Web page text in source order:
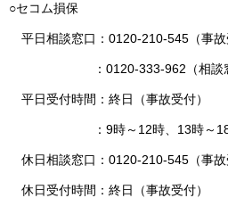
○セコム損保
平日相談窓口：0120-210-545（事故
：0120-333-962（相談
平日受付時間：終日（事故受付）
：9時～12時、13時～
休日相談窓口：0120-210-545（事故
休日受付時間：終日（事故受付）